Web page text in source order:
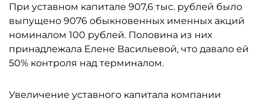
При уставном капитале 907,6 тыс. рублей было
выпущено 9076 обыкновенных именных акций
номиналом 100 рублей. Половина из них
принадлежала Елене Васильевой, что давало ей
50% контроля над терминалом.
Увеличение уставного капитала компании